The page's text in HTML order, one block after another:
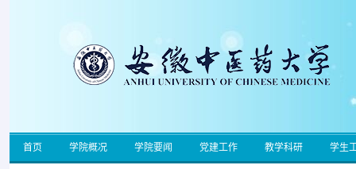
首页 学院概况 学院要闻 党建工作 教学科研 学生